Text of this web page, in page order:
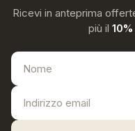
Ricevi in anteprima
più il